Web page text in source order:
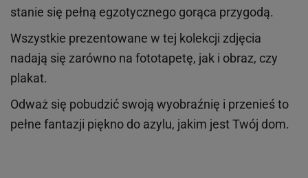
stanie się pełną egzotycznego gorąca przygodą.
Wszystkie prezentowane w tej kolekcji zdjęcia
nadają się zarówno na fototapetę, jak i obraz, czy
plakat.
Odważ się pobudzić swoją wyobraźnię i przenieś to
pełne fantazji piękno do azylu, jakim jest Twój dom.